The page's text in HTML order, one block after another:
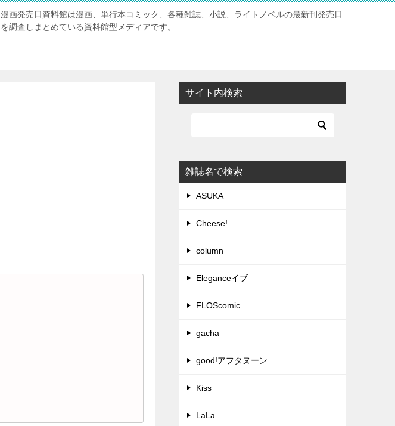
漫画発売日資料館は漫画、単行本コミック、各種雑誌、小説、ライトノベルの最新刊発売日
を調査しまとめている資料館型メディアです。
サイト内検索
雑誌名で検索
ASUKA
Cheese!
column
Eleganceイブ
FLOScomic
gacha
good!アフタヌーン
Kiss
LaLa